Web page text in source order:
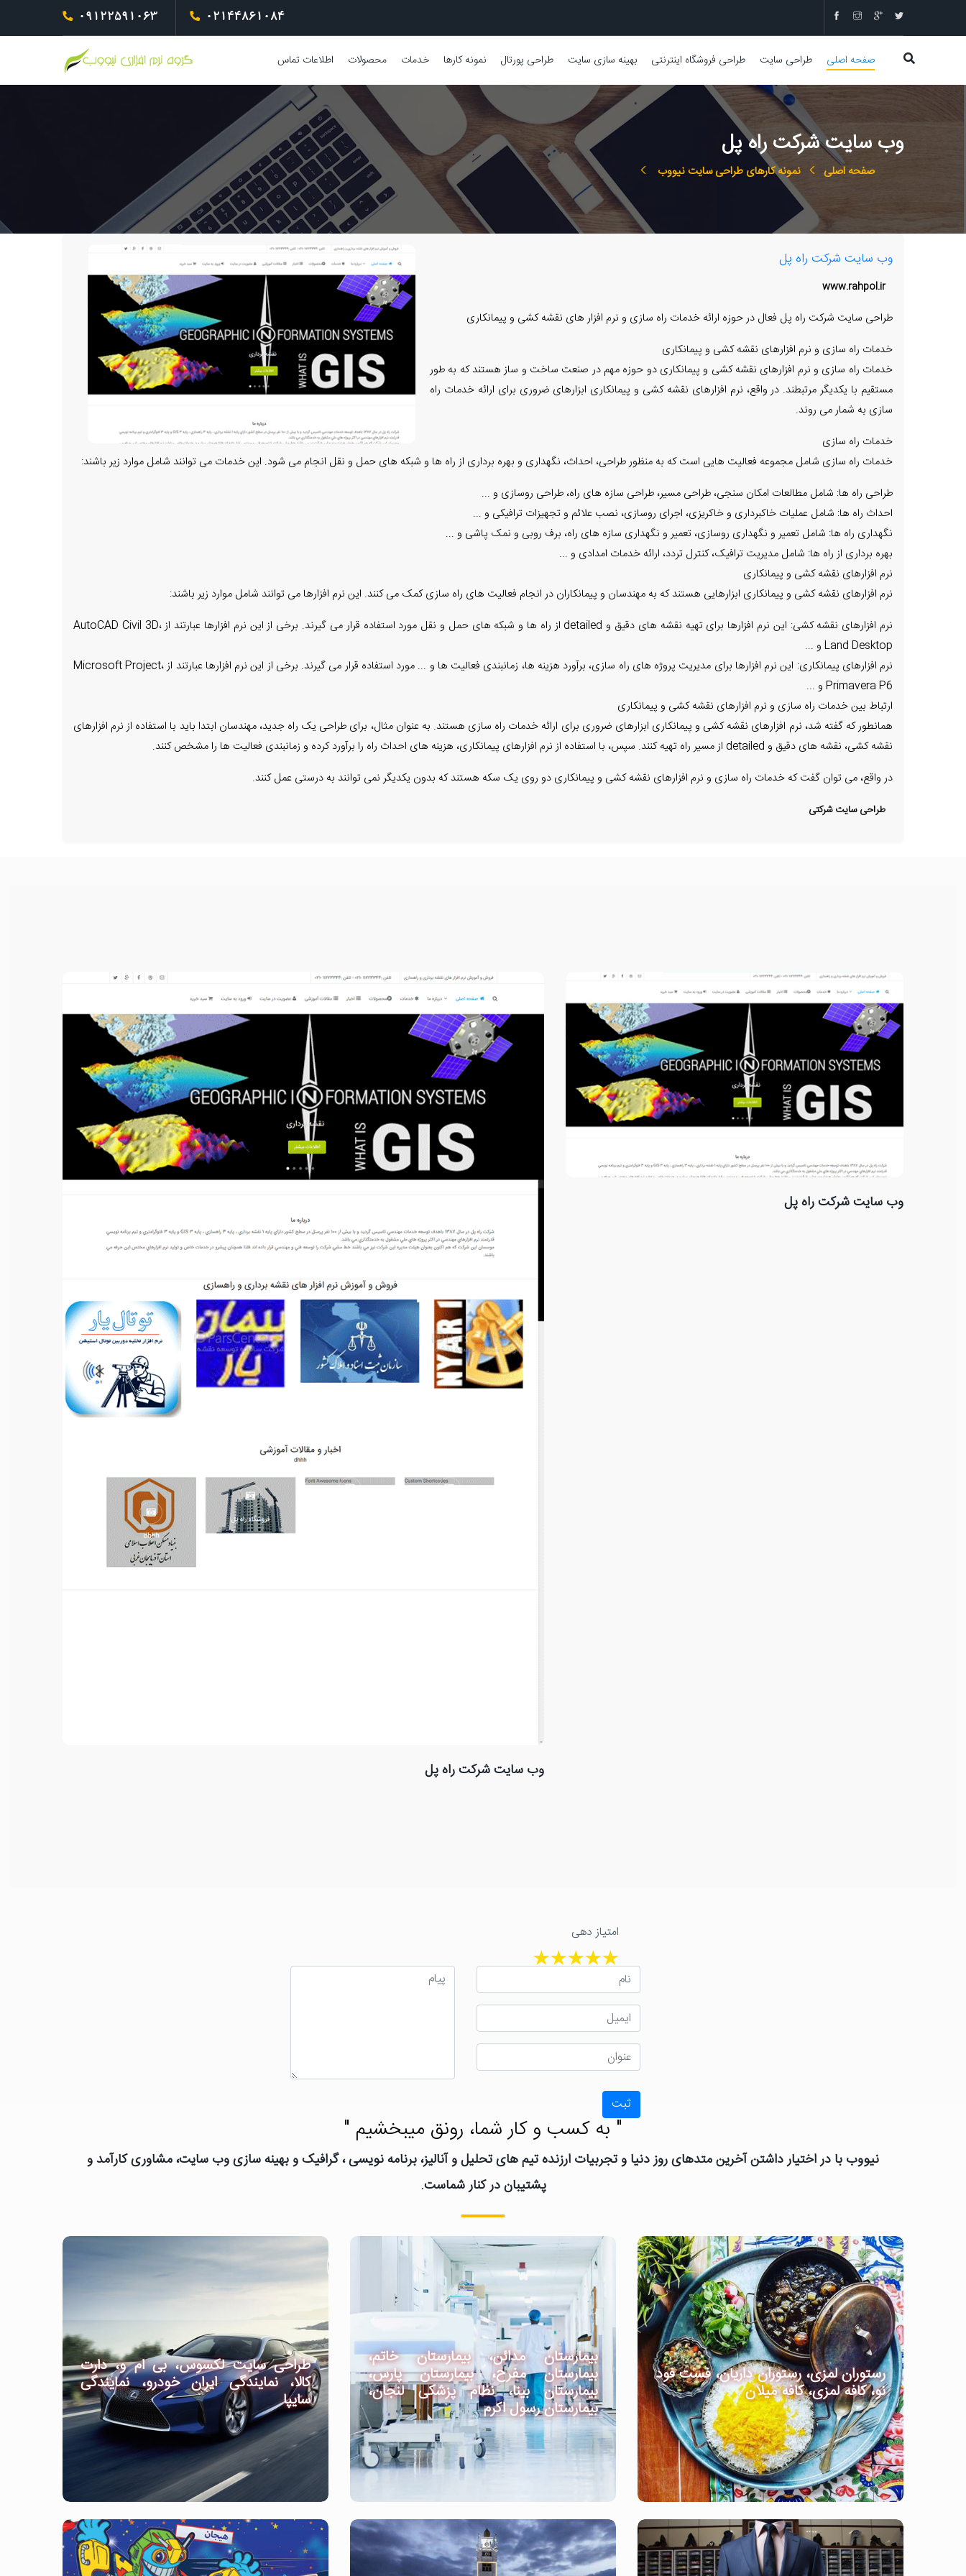
09122591063 02144861084
صفحه اصلی طراحی سایت طراحی فروشگاه اینترنتی بهینه سازی سایت طراحی پورتال نمونه کارها خدمات محصولات اطلاعات تماس
وب سایت شرکت راه پل
صفحه اصلی نمونه کارهای طراحی سایت نیووب
وب سایت شرکت راه پل
www.rahpol.ir
طراحی سایت شرکت راه پل فعال در حوزه ارائه خدمات راه سازی و نرم افزار های نقشه کشی و پیمانکاری
خدمات راه سازی و نرم افزارهای نقشه کشی و پیمانکاری
خدمات راه سازی و نرم افزارهای نقشه کشی و پیمانکاری دو حوزه مهم در صنعت ساخت و ساز هستند که به طور
مستقیم با یکدیگر مرتبطند. در واقع، نرم افزارهای نقشه کشی و پیمانکاری ابزارهای ضروری برای ارائه خدمات راه
سازی به شمار می روند.
خدمات راه سازی
خدمات راه سازی شامل مجموعه فعالیت هایی است که به منظور طراحی، احداث، نگهداری و بهره برداری از راه ها و شبکه های حمل و نقل انجام می شود. این خدمات می توانند شامل موارد زیر باشند:
طراحی راه ها: شامل مطالعات امکان سنجی، طراحی مسیر، طراحی سازه های راه، طراحی روسازی و ...
احداث راه ها: شامل عملیات خاکبرداری و خاکریزی، اجرای روسازی، نصب علائم و تجهیزات ترافیکی و ...
نگهداری راه ها: شامل تعمیر و نگهداری روسازی، تعمیر و نگهداری سازه های راه، برف روبی و نمک پاشی و ...
بهره برداری از راه ها: شامل مدیریت ترافیک، کنترل تردد، ارائه خدمات امدادی و ...
نرم افزارهای نقشه کشی و پیمانکاری
نرم افزارهای نقشه کشی و پیمانکاری ابزارهایی هستند که به مهندسان و پیمانکاران در انجام فعالیت های راه سازی کمک می کنند. این نرم افزارها می توانند شامل موارد زیر باشند:
نرم افزارهای نقشه کشی: این نرم افزارها برای تهیه نقشه های دقیق و detailed از راه ها و شبکه های حمل و نقل مورد استفاده قرار می گیرند. برخی از این نرم افزارها عبارتند از AutoCAD Civil 3D،
Land Desktop و ...
نرم افزارهای پیمانکاری: این نرم افزارها برای مدیریت پروژه های راه سازی، برآورد هزینه ها، زمانبندی فعالیت ها و ... مورد استفاده قرار می گیرند. برخی از این نرم افزارها عبارتند از Microsoft Project،
Primavera P6 و ...
ارتباط بین خدمات راه سازی و نرم افزارهای نقشه کشی و پیمانکاری
همانطور که گفته شد، نرم افزارهای نقشه کشی و پیمانکاری ابزارهای ضروری برای ارائه خدمات راه سازی هستند. به عنوان مثال، برای طراحی یک راه جدید، مهندسان ابتدا باید با استفاده از نرم افزارهای
نقشه کشی، نقشه های دقیق و detailed از مسیر راه تهیه کنند. سپس، با استفاده از نرم افزارهای پیمانکاری، هزینه های احداث راه را برآورد کرده و زمانبندی فعالیت ها را مشخص کنند.
در واقع، می توان گفت که خدمات راه سازی و نرم افزارهای نقشه کشی و پیمانکاری دو روی یک سکه هستند که بدون یکدیگر نمی توانند به درستی عمل کنند.
طراحی سایت شرکتی
وب سایت شرکت راه پل
وب سایت شرکت راه پل
امتیاز دهی
ثبت
" به کسب و کار شما، رونق میبخشیم "
نیووب با در اختیار داشتن آخرین متدهای روز دنیا و تجربیات ارزنده تیم های تحلیل و آنالیز، برنامه نویسی ، گرافیک و بهینه سازی وب سایت، مشاوری کارآمد و
پشتیبان در کنار شماست.
طراحی سایت لکسوس، بی ام و، دارت
کالا، نمایندگی ایران خودرو، نمایندگی
سایپا
بیمارستان مدائن، بیمارستان خاتم،
بیمارستان مفرح، بیمارستان پارس،
بیمارستان بینا، نظام پزشکی لنجان،
بیمارستان رسول اکرم
رستوران لمزی، رستوران داریان، فست فود
نو، کافه لمزی، کافه میلان